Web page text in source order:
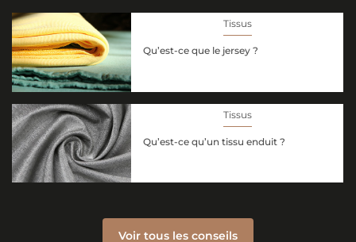
Tissus
Qu’est-ce que le jersey ?
Tissus
Qu’est-ce qu’un tissu enduit ?
Voir tous les conseils